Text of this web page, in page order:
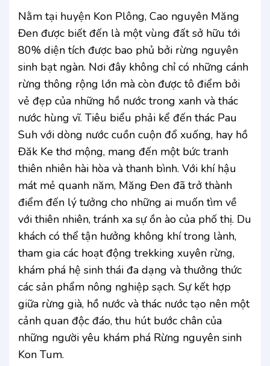
Nằm tại huyện Kon Plông, Cao nguyên Măng
Đen được biết đến là một vùng đất sở hữu tới
80% diện tích được bao phủ bởi rừng nguyên
sinh bạt ngàn. Nơi đây không chỉ có những cánh
rừng thông rộng lớn mà còn được tô điểm bởi
vẻ đẹp của những hồ nước trong xanh và thác
nước hùng vĩ. Tiêu biểu phải kể đến thác Pau
Suh với dòng nước cuồn cuộn đổ xuống, hay hồ
Đăk Ke thơ mộng, mang đến một bức tranh
thiên nhiên hài hòa và thanh bình. Với khí hậu
mát mẻ quanh năm, Măng Đen đã trở thành
điểm đến lý tưởng cho những ai muốn tìm về
với thiên nhiên, tránh xa sự ồn ào của phố thị. Du
khách có thể tận hưởng không khí trong lành,
tham gia các hoạt động trekking xuyên rừng,
khám phá hệ sinh thái đa dạng và thưởng thức
các sản phẩm nông nghiệp sạch. Sự kết hợp
giữa rừng già, hồ nước và thác nước tạo nên một
cảnh quan độc đáo, thu hút bước chân của
những người yêu khám phá Rừng nguyên sinh
Kon Tum.